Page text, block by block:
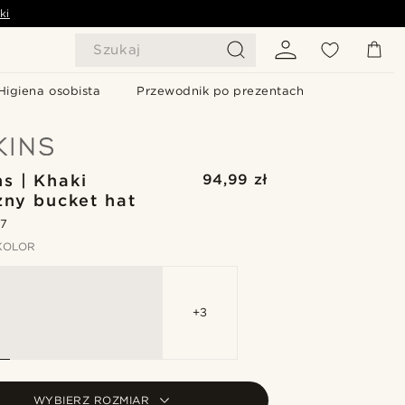
Szukaj
osobista Przewodnik po prezentach
| Khaki
bucket hat
94,99 zł
+3
WYBIERZ ROZMIAR